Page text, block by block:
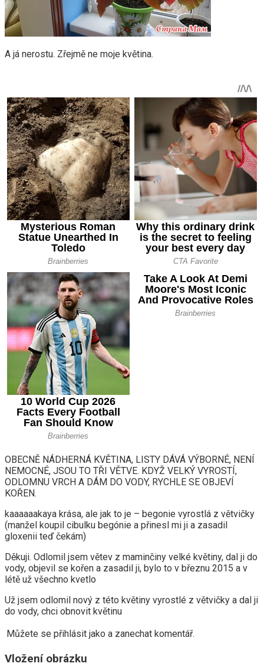
A já nerostu. Zřejmě ne moje květina.
OBECNĚ NÁDHERNÁ KVĚTINA, LISTY DÁVÁ VÝBORNÉ, NENÍ
NEMOCNÉ, JSOU TO TŘI VĚTVE. KDYŽ VELKÝ VYROSTÍ,
ODLOMNU VRCH A DÁM DO VODY, RYCHLE SE OBJEVÍ
KOŘEN.
kaaaaaakaya krása, ale jak to je – begonie vyrostlá z větvičky
(manžel koupil cibulku begónie a přinesl mi ji a zasadil
gloxenii teď čekám)
Děkuji. Odlomil jsem větev z maminčiny velké květiny, dal ji do
vody, objevil se kořen a zasadil ji, bylo to v březnu 2015 a v
létě už všechno kvetlo
Už jsem odlomil nový z této květiny vyrostlé z větvičky a dal ji
do vody, chci obnovit květinu
Můžete se přihlásit jako a zanechat komentář.
Vložení obrázku